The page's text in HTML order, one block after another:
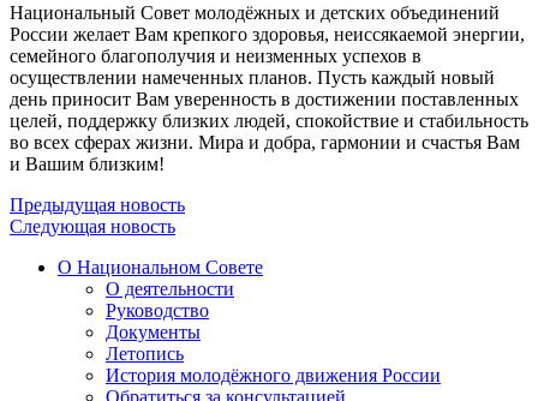
Национальный Совет молодёжных и детских объединений
России желает Вам крепкого здоровья, неиссякаемой энергии,
семейного благополучия и неизменных успехов в
осуществлении намеченных планов. Пусть каждый новый
день приносит Вам уверенность в достижении поставленных
целей, поддержку близких людей, спокойствие и стабильность
во всех сферах жизни. Мира и добра, гармонии и счастья Вам
и Вашим близким!
Предыдущая новость
Следующая новость
О Национальном Совете
О деятельности
Руководство
Документы
Летопись
История молодёжного движения России
Обратиться за консультацией